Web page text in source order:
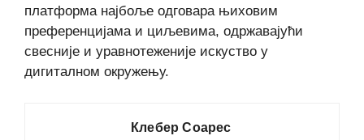
платформа најбоље одговара њиховим
преференцијама и циљевима, одржавајући
свесније и уравнотеженије искуство у
дигиталном окружењу.
Клебер Соарес